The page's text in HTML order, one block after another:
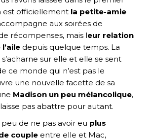
est officiellement la petite-amie
aux soirées de
récompenses, mais leur relation
depuis quelque temps. La
sur elle et elle se sent
ce monde qui n’est pas le
une nouvelle facette de sa
Madison un peu mélancolique,
pas abattre pour autant.
de ne pas avoir eu plus
couple entre elle et Mac,